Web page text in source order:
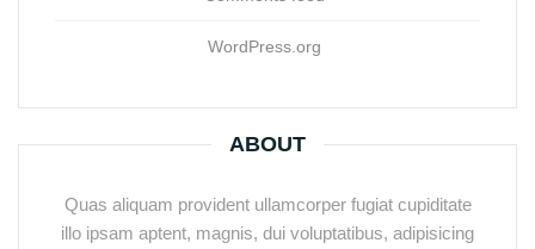
WordPress.org
ABOUT
Quas aliquam provident ullamcorper fugiat cupiditate
illo ipsam aptent, magnis, dui voluptatibus, adipisicing